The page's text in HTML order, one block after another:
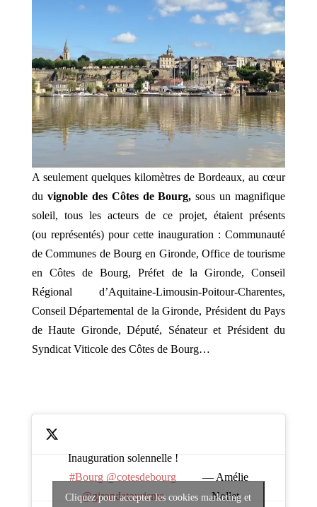
A seulement quelques kilomètres de Bordeaux, au cœur
du vignoble des Côtes de Bourg,sous un magnifique
soleil, tous les acteurs de ce projet, étaient présents
(ou représentés) pour cette inauguration : Communauté
de Communes de Bourg en Gironde, Office de tourisme
en Côtes de Bourg, Préfet de la Gironde, Conseil
Régional d’Aquitaine-Limousin-Poitour-Charentes,
Conseil Départemental de la Gironde, Président du Pays
de Haute Gironde, Député, Sénateur et Président du
Syndicat Viticole des Côtes de Bourg…
Inauguration solennelle !
#Bourg @cotesdebourg
@girondetourisme
— Amélie
Nollet
Cliquez pour accepter les cookies marketing et